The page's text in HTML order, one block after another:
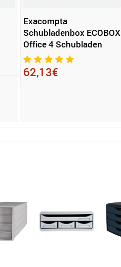
Exacompta
Schubladenbox ECOBOX
Office 4 Schubladen
62,13€